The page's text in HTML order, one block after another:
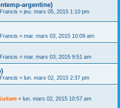
argentine)
« jeu. mars 05, 2015 1:10 pm
« mar. mars 03, 2015 10:09 am
« mar. mars 03, 2015 9:51 am
« lun. mars 02, 2015 2:37 pm
« lun. mars 02, 2015 10:57 am